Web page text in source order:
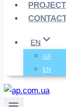
EN
UA
EN